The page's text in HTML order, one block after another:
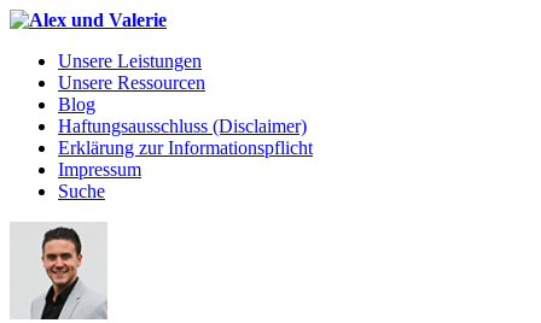
Unsere Leistungen
Unsere Ressourcen
Blog
Haftungsausschluss (Disclaimer)
Erklärung zur Informationspflicht
Impressum
Suche